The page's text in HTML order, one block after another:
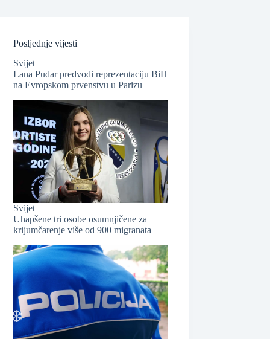
Posljednje vijesti
Svijet
Lana Pudar predvodi reprezentaciju BiH
na Evropskom prvenstvu u Parizu
Svijet
Uhapšene tri osobe osumnjičene za
krijumčarenje više od 900 migranata